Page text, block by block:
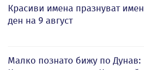
Красиви имена празнуват имен
ден на 9 август
Малко познато бижу по Дунав: